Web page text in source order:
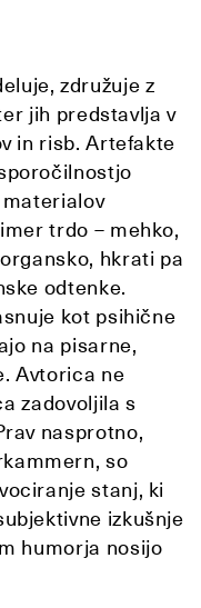
združuje z
jih predstavlja v
in risb. Artefakte
trdo – mehko,
hkrati pa
odtenke.
kot psihične
na pisarne,
Avtorica ne
zadovoljila s
nasprotno,
so
stanj, ki
izkušnje
humorja nosijo